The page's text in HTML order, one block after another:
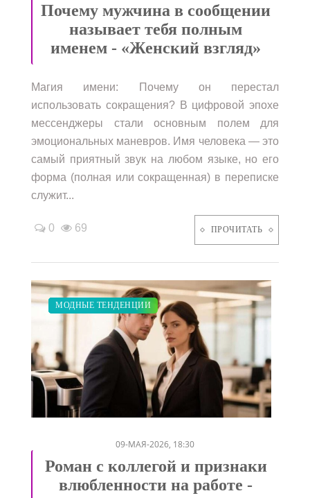
Почему мужчина в сообщении
называет тебя полным
именем - «Женский взгляд»
Магия имени: Почему он перестал
использовать сокращения? В цифровой эпохе
мессенджеры стали основным полем для
эмоциональных маневров. Имя человека — это
самый приятный звук на любом языке, но его
форма (полная или сокращенная) в переписке
служит...
0 69 ПРОЧИТАТЬ
ЗАКУПКИ ПО МОДЕ
ДИЕТА
ПОКАЗЫ
/
КРАСОТА
МОДНЫЕ ТЕНДЕНЦИИ
09-МАЯ-2026, 18:30
Роман с коллегой и признаки
влюбленности на работе -